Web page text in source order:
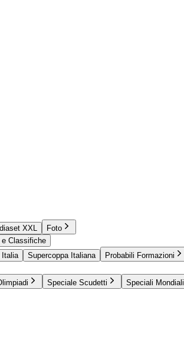
XXL
Foto
e Classifiche
Italia Supercoppa Italiana Probabili Formazioni
Speciale Scudetti Speciali Mondiali